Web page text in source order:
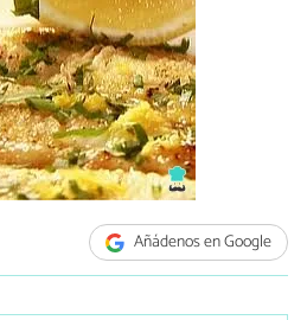
Añádenos en Google